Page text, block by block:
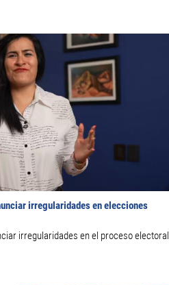
irregularidades en elecciones
irregularidades en el proceso electoral